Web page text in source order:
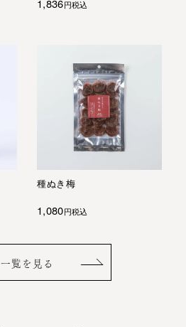
1,836 税込
種ぬき梅
1,080 税込
一覧を見る